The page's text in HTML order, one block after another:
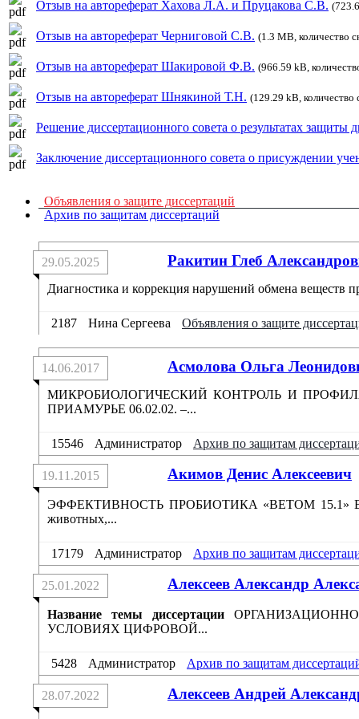
Отзыв на автореферат Хахова Л.А. и Пруцакова С.В.
Отзыв на автореферат Черниговой С.В. (1.3 MB, количество
Отзыв на автореферат Шакировой Ф.В. (966.59 kB,
Отзыв на автореферат Шнякиной Т.Н. (129.29 kB, количество
Решение диссертационного совета о результатах защиты
Заключение диссертационного совета о присуждении
Объявления о защите диссертаций
Архив по защитам диссертаций
Ракитин Глеб
29.05.2025
Диагностика и коррекция нарушений обмена веществ
2187 Нина Сергеева Объявления о защите
Aсмоловa Ольгa
14.06.2017
МИКРОБИОЛОГИЧЕСКИЙ КОНТРОЛЬ И
ПРИAМУРЬЕ 06.02.02. –...
15546 Администратор Архив по защитам
Акимов Денис Алексеевич
19.11.2015
ЭФФЕКТИВНОСТЬ ПРОБИОТИКА «ВЕТОМ 15.1» В
животных,...
17179 Администратор Архив по защитам
Алексеев Александр
25.01.2022
Название темы диссертации
УСЛОВИЯХ ЦИФРОВОЙ...
5428 Администратор Архив по защитам
Алексеев Андрей
28.07.2022